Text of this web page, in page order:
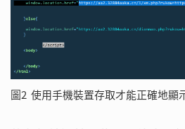
圖2 使用手機裝置存取才能正確地顯